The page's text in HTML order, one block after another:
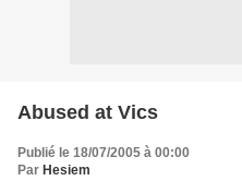
Abused at Vics
Publié le 18/07/2005 à 00:00
Par Hesiem